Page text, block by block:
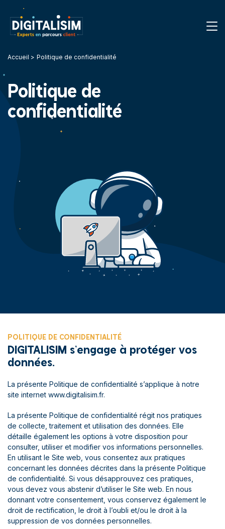
Accueil Politique de confidentialité
Politique de
confidentialité
POLITIQUE DE CONFIDENTIALITÉ
DIGITALISIM s’engage à protéger vos
données.
La présente Politique de confidentialité s’applique à notre
site internet www.digitalisim.fr.
La présente Politique de confidentialité régit nos pratiques
de collecte, traitement et utilisation des données. Elle
détaille également les options à votre disposition pour
consulter, utiliser et modifier vos informations personnelles.
En utilisant le Site web, vous consentez aux pratiques
concernant les données décrites dans la présente Politique
de confidentialité. Si vous désapprouvez ces pratiques,
vous devez vous abstenir d’utiliser le Site web. En nous
donnant votre consentement, vous conservez également le
droit de rectification, le droit à l’oubli et/ou le droit à la
suppression de vos données personnelles.